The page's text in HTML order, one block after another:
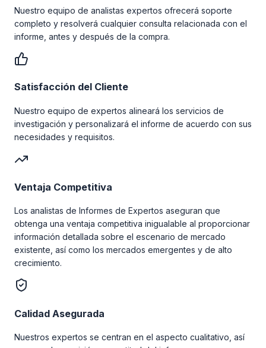
Nuestro equipo de analistas expertos ofrecerá soporte
completo y resolverá cualquier consulta relacionada con el
informe, antes y después de la compra.
Satisfacción del Cliente
Nuestro equipo de expertos alineará los servicios de
investigación y personalizará el informe de acuerdo con sus
necesidades y requisitos.
Ventaja Competitiva
Los analistas de Informes de Expertos aseguran que
obtenga una ventaja competitiva inigualable al proporcionar
información detallada sobre el escenario de mercado
existente, así como los mercados emergentes y de alto
crecimiento.
Calidad Asegurada
Nuestros expertos se centran en el aspecto cualitativo, así